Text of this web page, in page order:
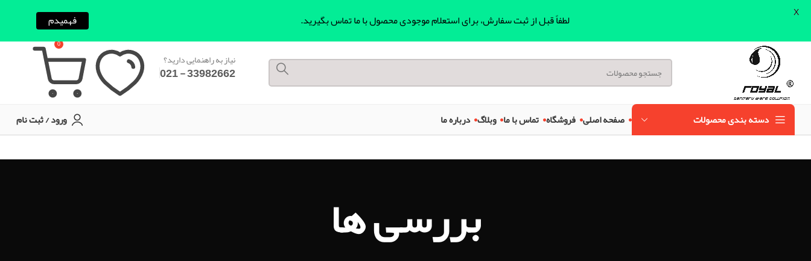
نیاز به راهنمایی دارید؟
33982662 - 021
0
دسته بندی محصولات صفحه اصلی فروشگاه تماس با ما وبلاگ درباره ما ورود / ثبت نام
بررسی ها
لطفاً قبل از ثبت سفارش، برای استعلام موجودی محصول با ما تماس بگیرید. فهمیدم X